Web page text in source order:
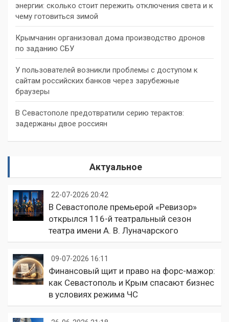
энергии: сколько стоит пережить отключения света и к
чему готовиться зимой
Крымчанин организовал дома производство дронов
по заданию СБУ
У пользователей возникли проблемы с доступом к
сайтам российских банков через зарубежные
браузеры
В Севастополе предотвратили серию терактов:
задержаны двое россиян
Актуальное
22-07-2026 20:42
В Севастополе премьерой «Ревизор»
открылся 116-й театральный сезон
театра имени А. В. Луначарского
09-07-2026 16:11
Финансовый щит и право на форс-мажор:
как Севастополь и Крым спасают бизнес
в условиях режима ЧС